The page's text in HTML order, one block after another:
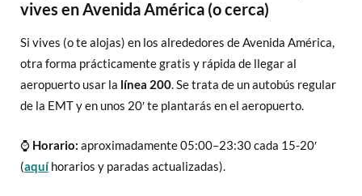
vives en Avenida América (o cerca)
Si vives (o te alojas) en los alrededores de Avenida América,
otra forma prácticamente gratis y rápida de llegar al
aeropuerto usar la línea 200. Se trata de un autobús regular
de la EMT y en unos 20′ te plantarás en el aeropuerto.
⌚ Horario: aproximadamente 05:00–23:30 cada 15-20′
(aquíhorarios y paradas actualizadas).